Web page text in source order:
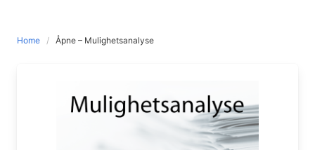
Home Åpne – Mulighetsanalyse